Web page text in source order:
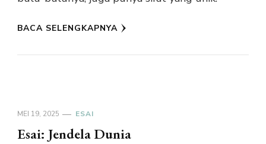
BACA SELENGKAPNYA
MEI 19, 2025 ESAI
Esai: Jendela Dunia